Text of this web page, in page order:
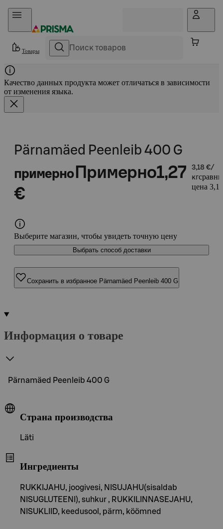
Прыгать в контент
Товары
Качество данных продукта может отличаться в зависимости
от изменения языка.
Pärnamäed Peenleib 400 G
примерно Примерно1,27
€
3,18 €/
кг
цена
Выберите магазин, чтобы увидеть точную цену
Выбрать способ доставки
Сохранить в избранное Pärnamäed Peenleib 400 G
Информация о товаре
Pärnamäed Peenleib 400 G
Страна производства
Läti
Ингредиенты
RUKKIJAHU, joogivesi, NISUJAHU(sisaldab
NISUGLUTEENI), suhkur , RUKKILINNASEJAHU,
NISUKLIID, keedusool, pärm, köömned